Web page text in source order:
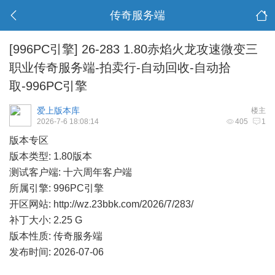
传奇服务端
[996PC引擎] 26-283 1.80赤焰火龙攻速微变三
职业传奇服务端-拍卖行-自动回收-自动拾
取-996PC引擎
楼主
爱上版本库
405 1
2026-7-6 18:08:14
版本专区
版本类型: 1.80版本
测试客户端: 十六周年客户端
所属引擎: 996PC引擎
开区网站: http://wz.23bbk.com/2026/7/283/
补丁大小: 2.25 G
版本性质: 传奇服务端
发布时间: 2026-07-06